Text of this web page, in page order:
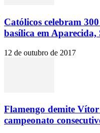
Católicos celebram
basílica em Aparecida,
12 de outubro de 2017
Flamengo demite
campeonato